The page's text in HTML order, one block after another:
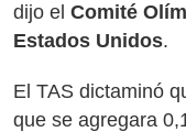
dijo el Comité
Estados Unidos.
El TAS dictaminó
que se agregara